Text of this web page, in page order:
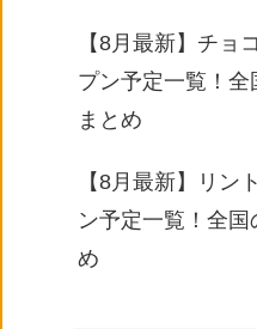
【8月最新】チョ
プン予定一覧！
まとめ
【8月最新】リン
ン予定一覧！全国
め